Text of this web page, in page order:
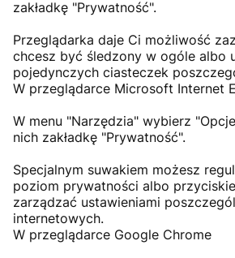
zakładkę "Prywatność".
Przeglądarka daje Ci możliwość
chcesz być śledzony w ogóle albo
pojedynczych ciasteczek
W przeglądarce Microsoft Internet
W menu "Narzędzia" wybierz
nich zakładkę "Prywatność".
Specjalnym suwakiem możesz
poziom prywatności albo
zarządzać ustawieniami
internetowych.
W przeglądarce Google Chrome